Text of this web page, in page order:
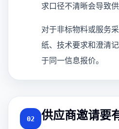
求口径不清晰会导致
对于非标物料或服务
纸、技术要求和澄清
于同一信息报价。
02 供应商邀请要